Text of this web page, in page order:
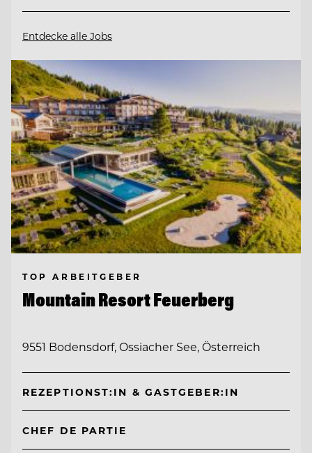
Entdecke alle Jobs
TOP ARBEITGEBER
Mountain Resort Feuerberg
9551 Bodensdorf, Ossiacher See, Österreich
REZEPTIONST:IN & GASTGEBER:IN
CHEF DE PARTIE